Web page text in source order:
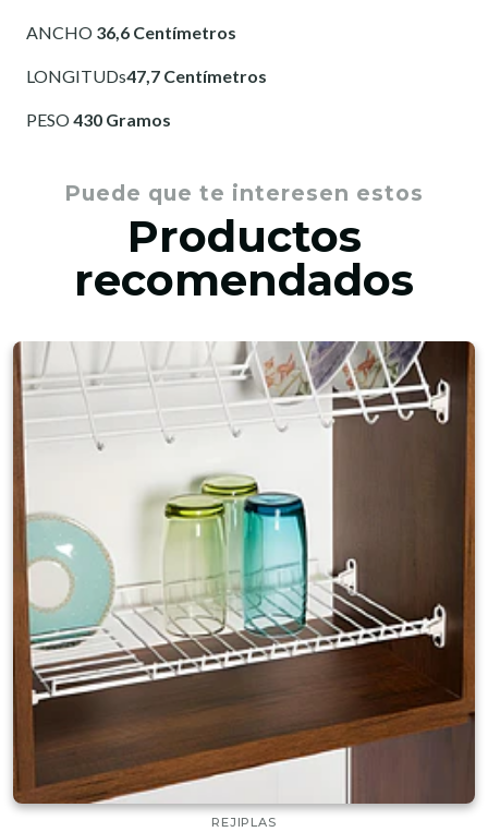
ANCHO 36,6 Centímetros
LONGITUDs47,7 Centímetros
PESO430 Gramos
Puede que te interesen estos
Productos
recomendados
REJIPLAS